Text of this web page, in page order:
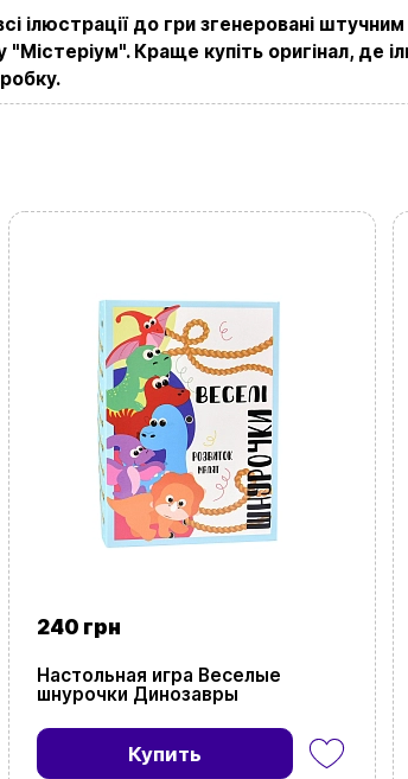
всі ілюстрації до гри згенеровані
"Містеріум". Краще купіть оригінал, де
240 грн
Настольная игра Веселые
шнурочки Динозавры
Купить
Язык
UAㅤ
RU